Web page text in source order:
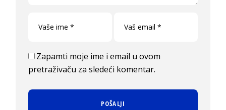
Zapamti moje ime i email u ovom
pretraživaču za sledeći komentar.